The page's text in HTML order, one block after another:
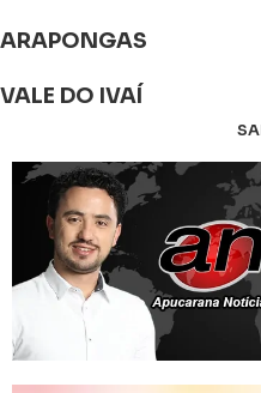
ARAPONGAS
VALE DO IVAÍ